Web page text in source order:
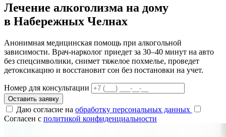
Лечение алкоголизма на дому
в Набережных Челнах
Анонимная медицинская помощь при алкогольной
зависимости. Врач-нарколог приедет за 30–40 минут на авто
без спецсимволики, снимет тяжелое похмелье, проведет
детоксикацию и восстановит сон без постановки на учет.
Номер для консультации
Оставить заявку
Даю согласие на обработку персональных данных
Согласен с политикой конфиденциальности